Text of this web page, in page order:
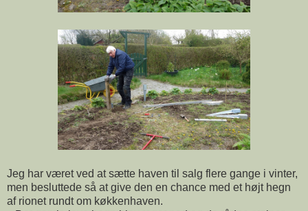
Jeg har været ved at sætte haven til salg flere gange i vinter,
men besluttede så at give den en chance med et højt hegn
af rionet rundt om køkkenhaven.